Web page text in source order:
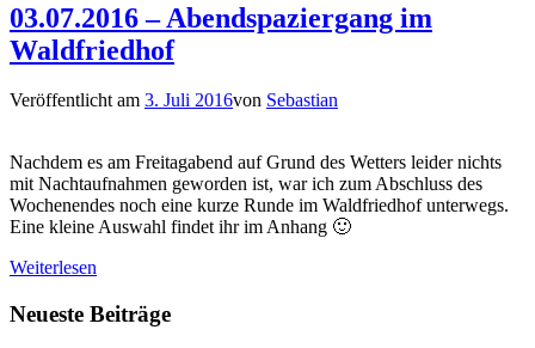
03.07.2016 – Abendspaziergang im
Waldfriedhof
Veröffentlicht am 3. Juli 2016von Sebastian
Nachdem es am Freitagabend auf Grund des Wetters leider nichts
mit Nachtaufnahmen geworden ist, war ich zum Abschluss des
Wochenendes noch eine kurze Runde im Waldfriedhof unterwegs.
Eine kleine Auswahl findet ihr im Anhang 🙂
Weiterlesen
Neueste Beiträge